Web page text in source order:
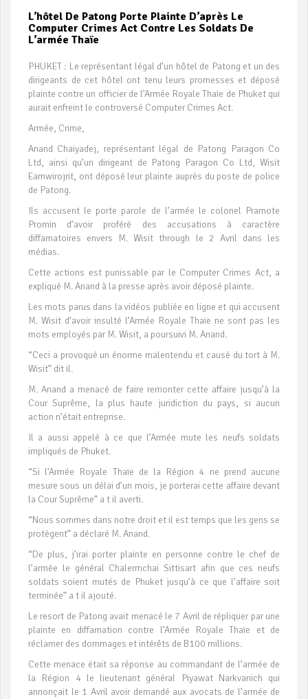
L’hôtel De Patong Porte Plainte D’après Le
Computer Crimes Act Contre Les Soldats De
L’armée Thaïe
PHUKET : Le représentant légal d’un hôtel de Patong et un des
dirigeants de cet hôtel ont tenu leurs promesses et déposé
plainte contre un officier de l’Armée Royale Thaïe de Phuket qui
aurait enfreint le controversé Computer Crimes Act.
Armée, Crime,
Anand Chaiyadej, représentant légal de Patong Paragon Co
Ltd, ainsi qu’un dirigeant de Patong Paragon Co Ltd, Wisit
Eamwirojrit, ont déposé leur plainte auprès du poste de police
de Patong.
Ils accusent le porte parole de l’armée le colonel Pramote
Promin d’avoir proféré des accusations à caractère
diffamatoires envers M. Wisit through le 2 Avril dans les
médias.
Cette actions est punissable par le Computer Crimes Act, a
expliqué M. Anand à la presse après avoir déposé plainte.
Les mots parus dans la vidéos publiée en ligne et qui accusent
M. Wisit d’avoir insulté l’Armée Royale Thaïe ne sont pas les
mots employés par M. Wisit, a poursuivi M. Anand.
“Ceci a provoqué un énorme malentendu et causé du tort à M.
Wisit” dit il.
M. Anand a menacé de faire remonter cette affaire jusqu’à la
Cour Suprême, la plus haute juridiction du pays, si aucun
action n’était entreprise.
Il a aussi appelé à ce que l’Armée mute les neufs soldats
impliqués de Phuket.
“Si l’Armée Royale Thaïe de la Région 4 ne prend aucune
mesure sous un délai d’un mois, je porterai cette affaire devant
la Cour Suprême” a t il averti.
“Nous sommes dans notre droit et il est temps que les gens se
protègent” a déclaré M. Anand.
“De plus, j’irai porter plainte en personne contre le chef de
l’armée le général Chalermchai Sittisart afin que ces neufs
soldats soient mutés de Phuket jusqu’à ce que l’affaire soit
terminée” a t il ajouté.
Le resort de Patong avait menacé le 7 Avril de répliquer par une
plainte en diffamation contre l’Armée Royale Thaïe et de
réclamer des dommages et intérêts de B100 millions.
Cette menace était sa réponse au commandant de l’armée de
la Région 4 le lieutenant général Piyawat Narkvanich qui
annonçait le 1 Avril avoir demandé aux avocats de l’armée de